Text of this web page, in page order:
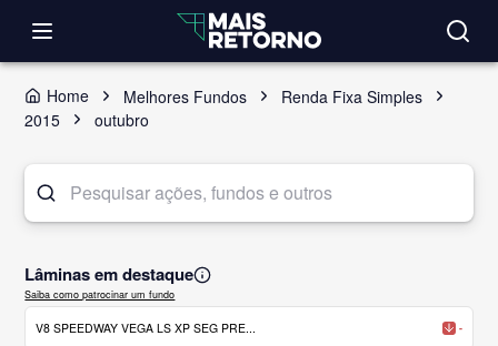
Home Melhores Fundos
Renda Fixa Simples
2015
outubro
Lâminas em destaque
Saiba como patrocinar um fundo
V8 SPEEDWAY VEGA LS XP SEG PRE... -